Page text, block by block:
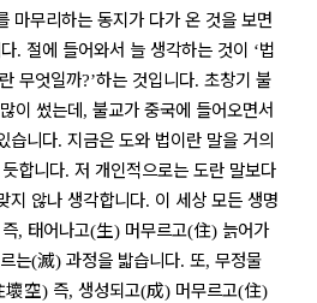
마무리하는 동지가 다가 온 것을 보면
. 절에 들어와서 늘 생각하는 것이 ‘법
란 무엇일까?’하는 것입니다. 초창기 불
이 썼는데, 불교가 중국에 들어오면서
습니다. 지금은 도와 법이란 말을 거의
합니다. 저 개인적으로는 도란 말보다
지 않나 생각합니다. 이 세상 모든 생명
즉, 태어나고(生) 머무르고(住) 늙어가
는(滅) 과정을 밟습니다. 또, 무정물
壞空) 즉, 생성되고(成) 머무르고(住)